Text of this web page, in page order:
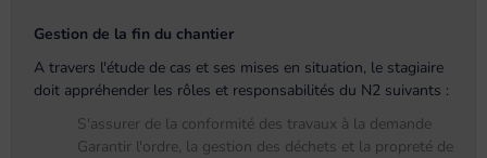
Gestion de la fin du chantier
A travers l'étude de cas et ses mises en situation, le stagiaire
doit appréhender les rôles et responsabilités du N2 suivants :
S'assurer de la conformité des travaux à la demande
Garantir l'ordre, la gestion des déchets et la propreté de